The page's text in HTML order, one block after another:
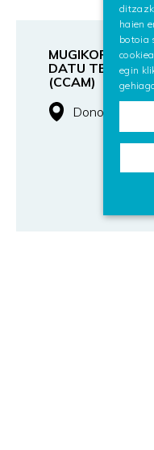
DATU
(CCAM)
Donostia /
haien
botoia
egin